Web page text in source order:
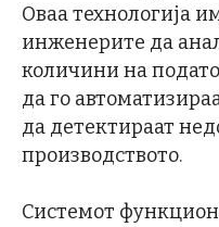
Оваа технологија
инженерите да
количини на
да го
да детектираат
производството.
Системот